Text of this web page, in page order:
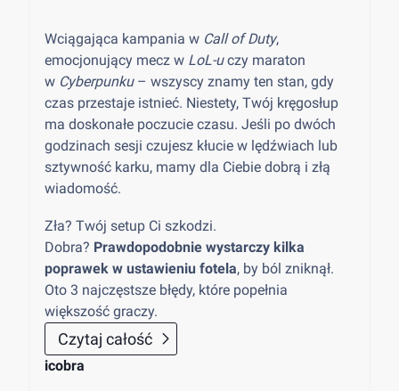
Wciągająca kampania w Call of Duty,
emocjonujący mecz w LoL-uczy maraton
w Cyberpunku– wszyscy znamy ten stan, gdy
czas przestaje istnieć. Niestety, Twój kręgosłup
ma doskonałe poczucie czasu. Jeśli po dwóch
godzinach sesji czujesz kłucie w lędźwiach lub
sztywność karku, mamy dla Ciebie dobrą i złą
wiadomość.
Zła? Twój setup Ci szkodzi.
Dobra? Prawdopodobnie wystarczy kilka
poprawek w ustawieniu fotela, by ból zniknął.
Oto 3 najczęstsze błędy, które popełnia
większość graczy.
Czytaj całość
icobra